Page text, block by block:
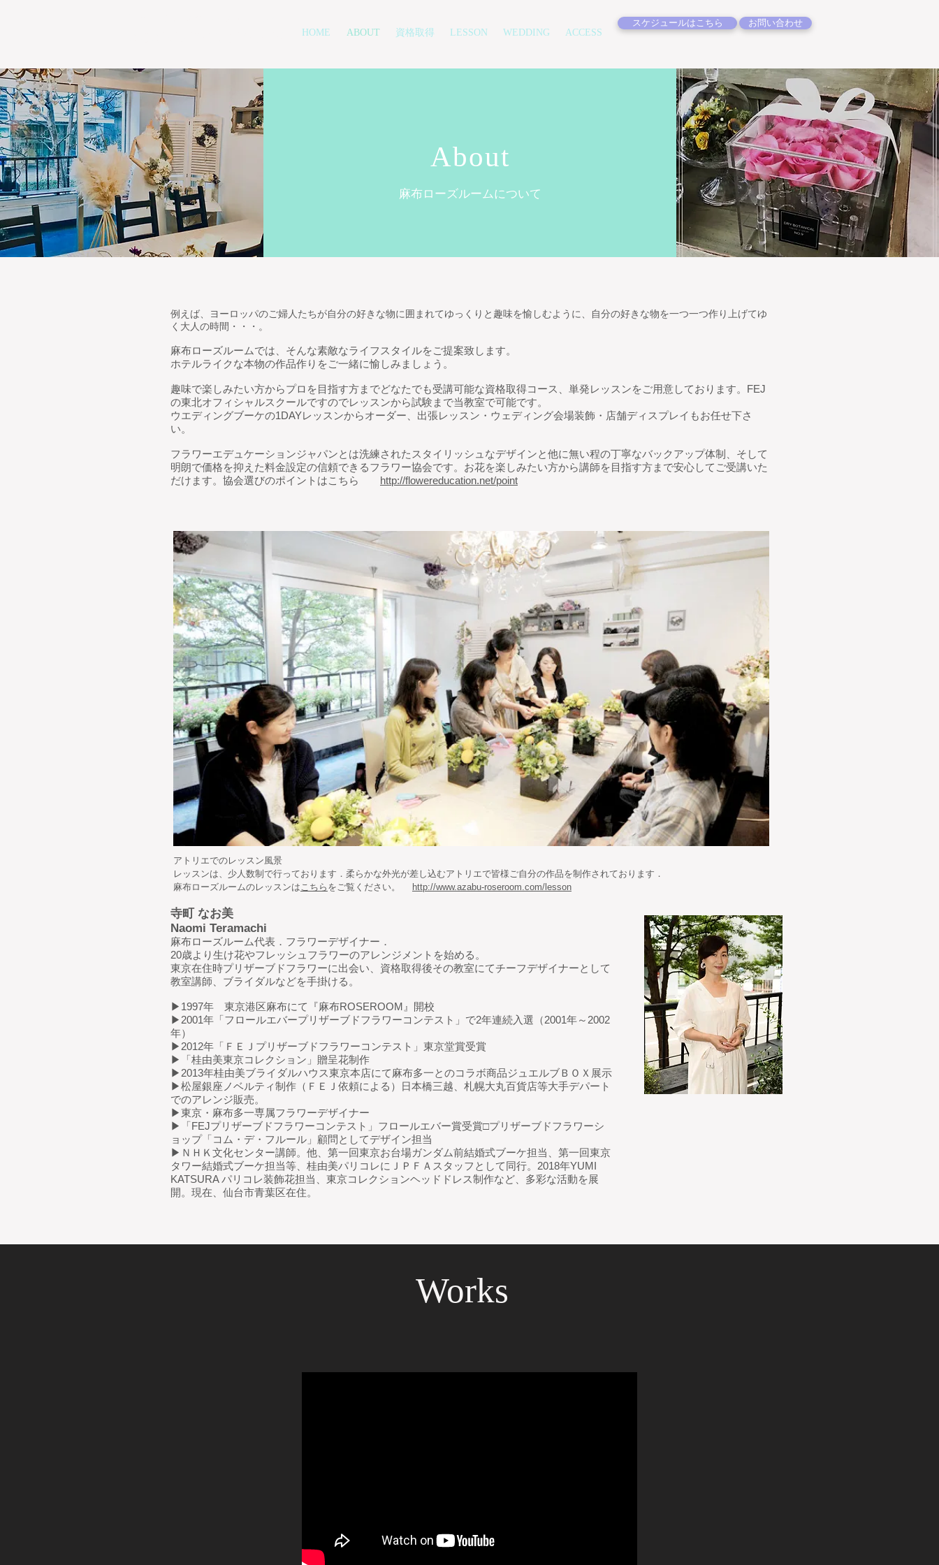
HOME ABOUT 資格取得 LESSON WEDDING ACCESS
スケジュールはこちら お問い合わせ
About
​麻布ローズルームについて
例えば、ヨーロッパのご婦人たちが自分の好きな物に囲まれてゆっくりと趣味を愉しむように、自分の好きな物を一つ一つ作り上げてゆ
く大人の時間・・・。
麻布ローズルームでは、そんな素敵なライフスタイルをご提案致します。
ホテルライクな本物の作品作りをご一緒に愉しみましょう。
趣味で楽しみたい方からプロを目指す方までどなたでも受講可能な資格取得コース、単発レッスンをご用意しております。FEJ
の東北オフィシャルスクールですのでレッスンから試験まで当教室で可能です。
ウエディングブーケの1DAYレッスンからオーダー、出張レッスン・ウェディング会場装飾・店舗ディスプレイもお任せ下さ
い。
フラワーエデュケーションジャパンとは洗練されたスタイリッシュなデザインと他に無い程の丁寧なバックアップ体制、そして
明朗で価格を抑えた料金設定の信頼できるフラワー協会です。お花を楽しみたい方から講師を目指す方まで安心してご受講いた
だけます。協会選びのポイントはこちら http://flowereducation.net/point
アトリエでのレッスン風景
​レッスンは、少人数制で行っております．柔らかな外光が差し込むアトリエで皆様ご自分の作品を制作されております．
​麻布ローズルームのレッスンはこちら をご覧ください。 http://www.azabu-roseroom.com/lesson
寺町 なお美
Naomi Teramachi
麻布ローズルーム代表．フラワーデザイナー．
20歳より生け花やフレッシュフラワーのアレンジメントを始める。
東京在住時プリザーブドフラワーに出会い、資格取得後その教室にてチーフデザイナーとして
教室講師、ブライダルなどを手掛ける。
▶1997年 東京港区麻布にて『麻布ROSEROOM』開校
▶2001年「フロールエバープリザーブドフラワーコンテスト」で2年連続入選（2001年～2002
年）
▶2012年「ＦＥＪプリザーブドフラワーコンテスト」東京堂賞受賞
▶「桂由美東京コレクション」贈呈花制作
▶2013年桂由美ブライダルハウス東京本店にて麻布多一とのコラボ商品ジュエルブＢＯＸ展示
▶松屋銀座ノベルティ制作（ＦＥＪ依頼による）日本橋三越、札幌大丸百貨店等大手デパート
でのアレンジ販売。
▶東京・麻布多一専属フラワーデザイナー
▶「FEJプリザーブドフラワーコンテスト」フロールエバー賞受賞□プリザーブドフラワーシ
ョップ「コム・デ・フルール」顧問としてデザイン担当
▶ＮＨＫ文化センター講師。他、第一回東京お台場ガンダム前結婚式ブーケ担当、第一回東京
タワー結婚式ブーケ担当等、桂由美パリコレにＪＰＦＡスタッフとして同行。2018年YUMI
KATSURA パリコレ装飾花担当、東京コレクションヘッドドレス制作など、多彩な活動を展
開。現在、仙台市青葉区在住。
Works